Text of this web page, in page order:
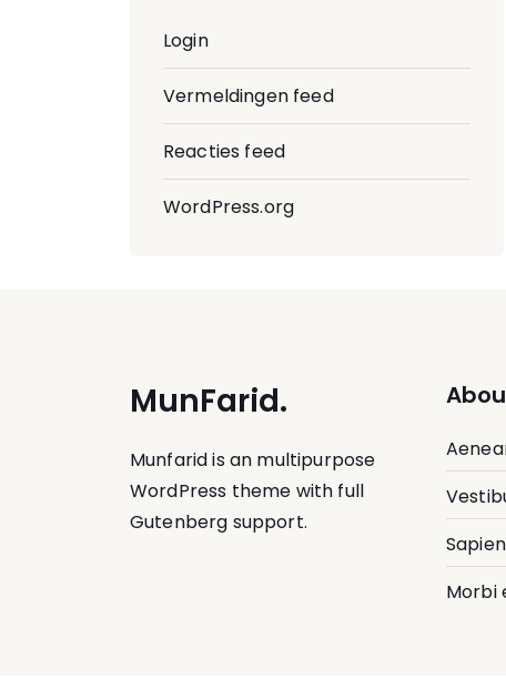
Login
Vermeldingen feed
Reacties feed
WordPress.org
MunFarid.
Munfarid is an multipurpose
WordPress theme with full
Gutenberg support.
Morbi